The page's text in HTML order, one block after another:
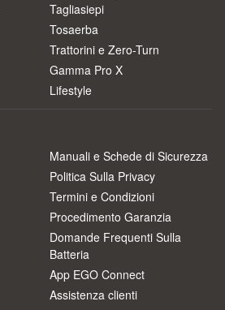
Tagliasiepi
Tosaerba
Trattorini e Zero-Turn
Gamma Pro X
Lifestyle
Manuali e Schede di Sicurezza
Politica Sulla Privacy
Termini e Condizioni
Procedimento Garanzia
Domande Frequenti Sulla
Batteria
App EGO Connect
Assistenza clienti